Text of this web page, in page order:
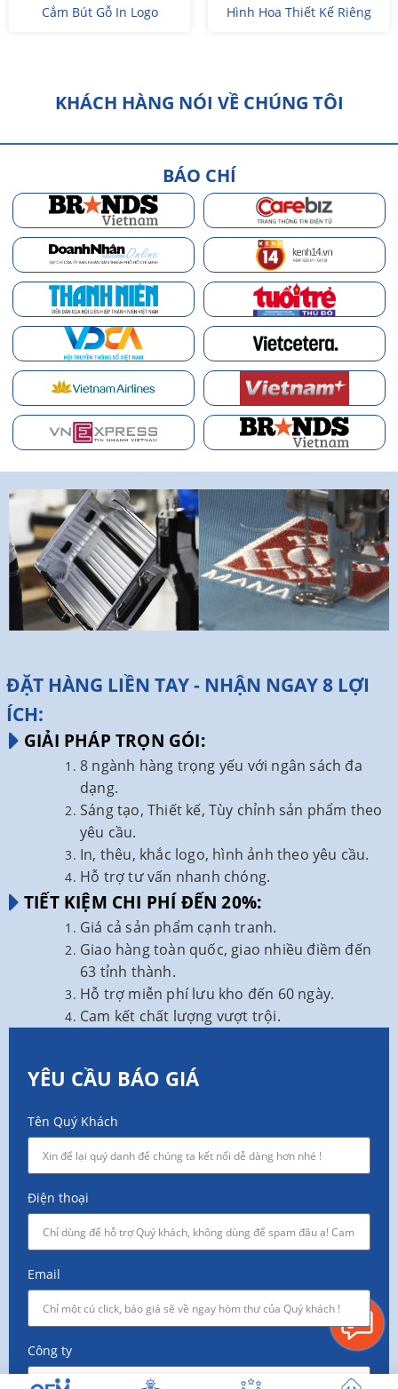
Cắm Bút Gỗ In Logo
Hình Hoa Thiết Kế Riêng
KHÁCH HÀNG NÓI VỀ CHÚNG TÔI
BÁO CHÍ
ĐẶT HÀNG LIỀN TAY - NHẬN NGAY 8 LỢI
ÍCH:
GIẢI PHÁP TRỌN GÓI:
8 ngành hàng trọng yếu với ngân sách đa
dạng.
Sáng tạo, Thiết kế, Tùy chỉnh sản phẩm theo
yêu cầu.
In, thêu, khắc logo, hình ảnh theo yêu cầu.
Hỗ trợ tư vấn nhanh chóng.
TIẾT KIỆM CHI PHÍ ĐẾN 20%:
Giá cả sản phẩm cạnh tranh.
Giao hàng toàn quốc, giao nhiều điềm đến
63 tỉnh thành.
Hỗ trợ miễn phí lưu kho đến 60 ngày.
Cam kết chất lượng vượt trội.
YÊU CẦU BÁO GIÁ
Tên Quý Khách
Điện thoại
Email
Công ty